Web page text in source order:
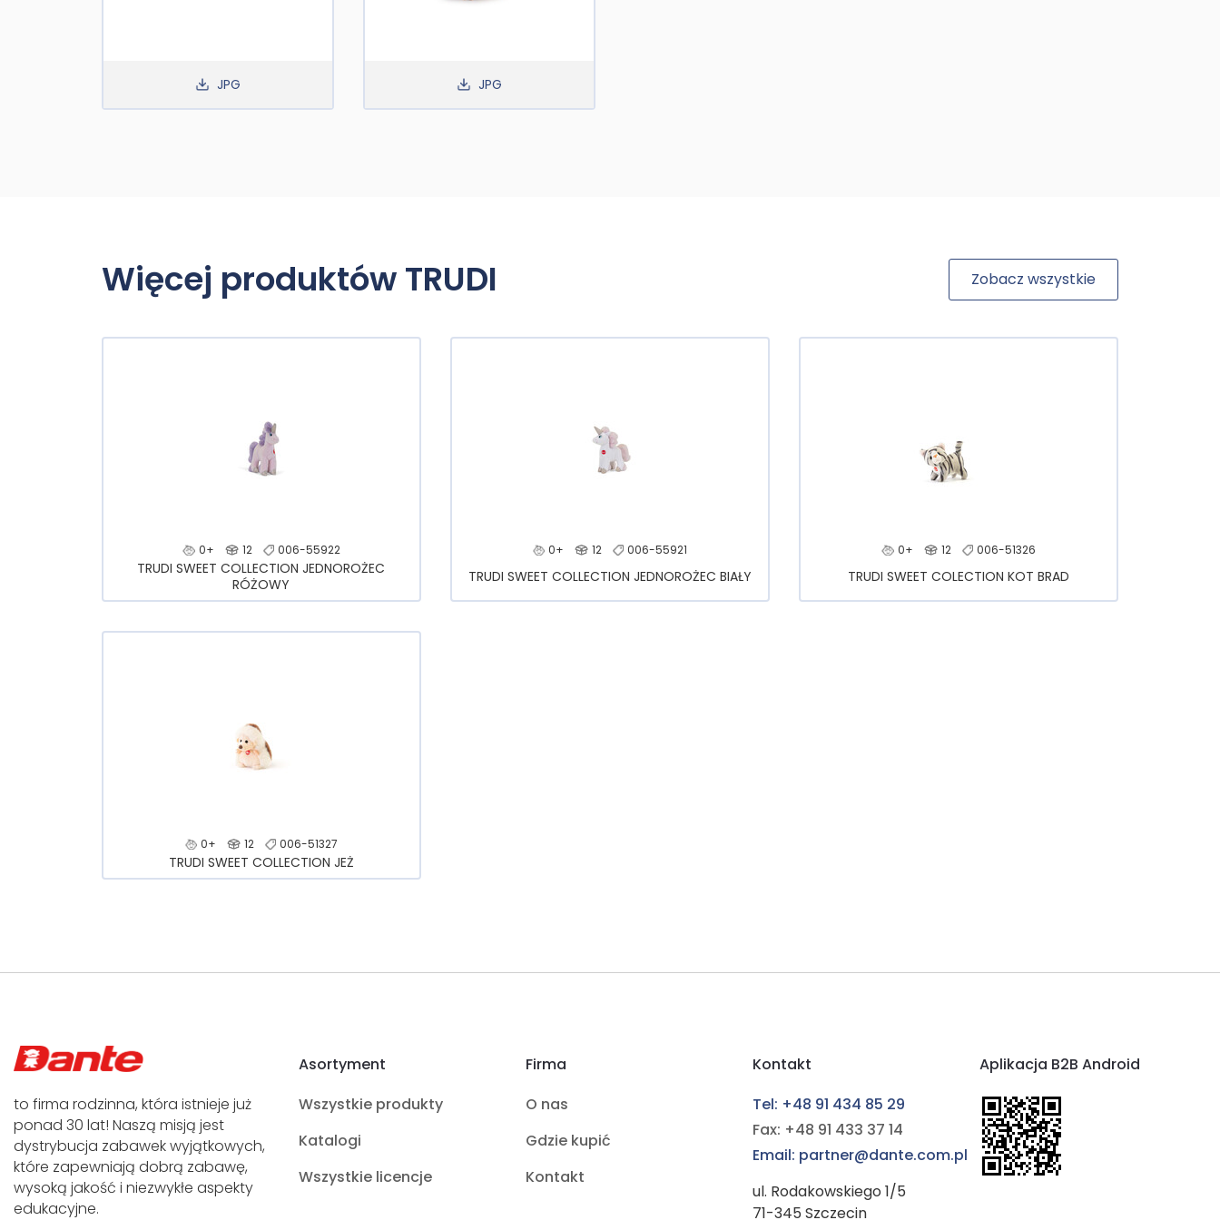
JPG JPG
Więcej produktów TRUDI Zobacz wszystkie
0+ 12 006-55922
TRUDI SWEET COLLECTION JEDNOROŻEC
RÓŻOWY
0+ 12 006-55921
TRUDI SWEET COLLECTION JEDNOROŻEC BIAŁY
0+ 12 006-51326
TRUDI SWEET COLECTION KOT BRAD
0+ 12 006-51327
TRUDI SWEET COLLECTION JEŻ
to firma rodzinna, która istnieje już
ponad 30 lat! Naszą misją jest
dystrybucja zabawek wyjątkowych,
które zapewniają dobrą zabawę,
wysoką jakość i niezwykłe aspekty
edukacyjne.
Asortyment
Wszystkie produkty
Katalogi
Wszystkie licencje
Firma
O nas
Gdzie kupić
Kontakt
Kontakt
Tel: +48 91 434 85 29
Fax: +48 91 433 37 14
Email: partner@dante.com.pl
ul. Rodakowskiego 1/5
71-345 Szczecin
Aplikacja B2B Android